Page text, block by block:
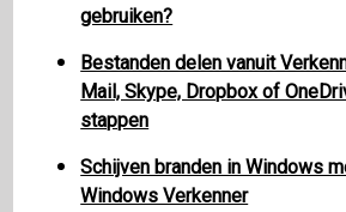
gebruiken?
Bestanden delen vanuit
Mail, Skype, Dropbox of
stappen
Schijven branden in Windows
Windows Verkenner